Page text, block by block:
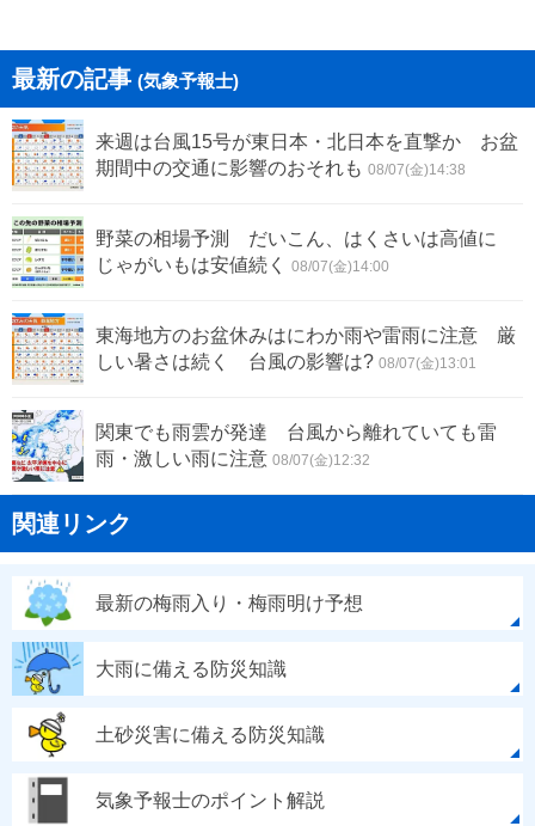
最新の記事 (気象予報士)
来週は台風15号が東日本・北日本を直撃か お盆
期間中の交通に影響のおそれも 08/07(金)14:38
野菜の相場予測 だいこん、はくさいは高値に
じゃがいもは安値続く
08/07(金)14:00
東海地方のお盆休みはにわか雨や雷雨に注意 厳
しい暑さは続く 台風の影響は? 08/07(金)13:01
関東でも雨雲が発達 台風から離れていても雷
雨・激しい雨に注意 08/07(金)12:32
関連リンク
最新の梅雨入り・梅雨明け予想
大雨に備える防災知識
土砂災害に備える防災知識
気象予報士のポイント解説